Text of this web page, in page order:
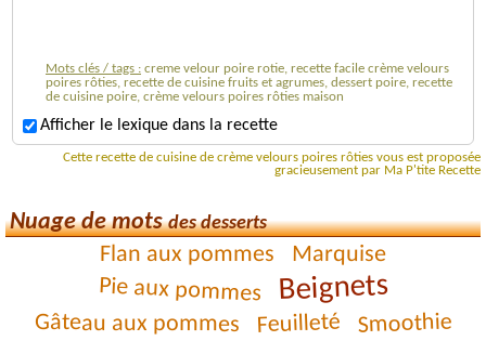
Mots clés / tags : creme velour poire rotie, recette facile crème velours
poires rôties, recette de cuisine fruits et agrumes, dessert poire, recette
de cuisine poire, crème velours poires rôties maison
Afficher le lexique dans la recette
Cette recette de cuisine de crème velours poires rôties vous est proposée
gracieusement par Ma P'tite Recette
Nuage de motsdes desserts
Flan aux pommes Marquise
Pie aux pommes Beignets
Gâteau aux pommes Feuilleté Smoothie